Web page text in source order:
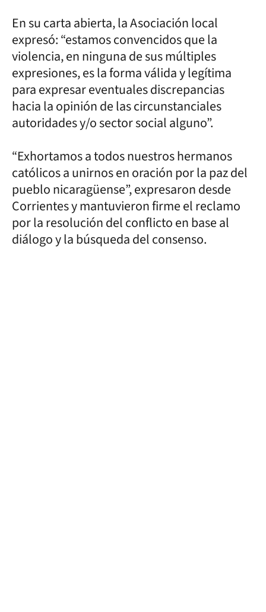
En su carta abierta, la Asociación local
expresó: “estamos convencidos que la
violencia, en ninguna de sus múltiples
expresiones, es la forma válida y legítima
para expresar eventuales discrepancias
hacia la opinión de las circunstanciales
autoridades y/o sector social alguno”.
“Exhortamos a todos nuestros hermanos
católicos a unirnos en oración por la paz del
pueblo nicaragüense”, expresaron desde
Corrientes y mantuvieron firme el reclamo
por la resolución del conflicto en base al
diálogo y la búsqueda del consenso.